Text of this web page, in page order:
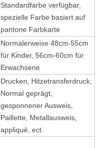
Standardfarbe verfügbar,
spezielle Farbe basiert auf
pantone Farbkarte
Normalerweise 48cm-55cm
für Kinder, 56cm-60cm für
Erwachsene
Drucken, Hitzetransferdruck,
Normal geprägt,
gesponnener Ausweis,
Paillette, Metallausweis,
appliqué, ect